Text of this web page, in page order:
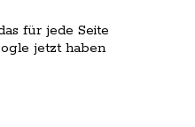
für jede Seite
jetzt haben